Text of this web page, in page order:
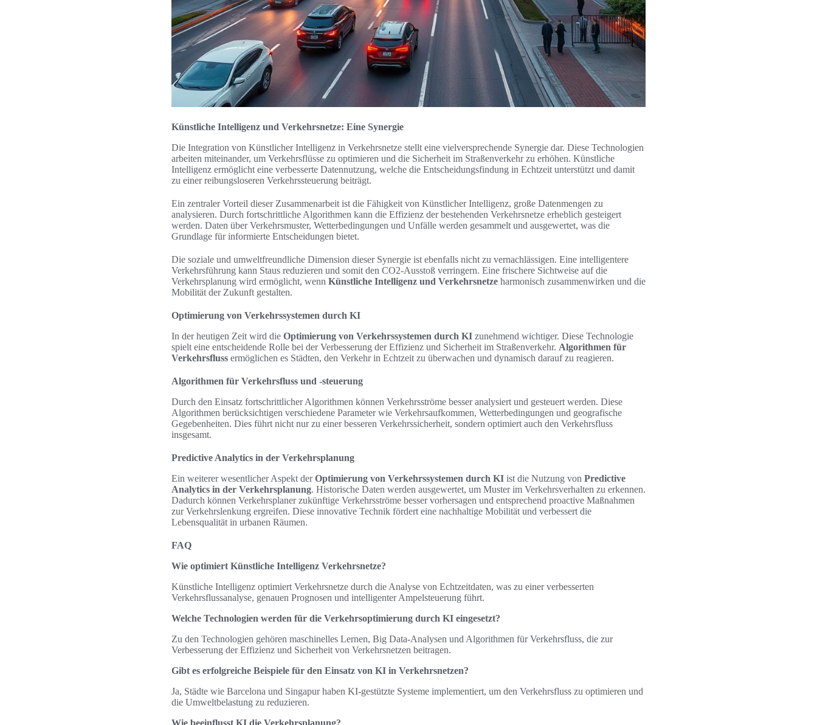
Künstliche Intelligenz und Verkehrsnetze: Eine Synergie
Die Integration von Künstlicher Intelligenz in Verkehrsnetze stellt eine vielversprechende Synergie dar. Diese Technologien
arbeiten miteinander, um Verkehrsflüsse zu optimieren und die Sicherheit im Straßenverkehr zu erhöhen. Künstliche
Intelligenz ermöglicht eine verbesserte Datennutzung, welche die Entscheidungsfindung in Echtzeit unterstützt und damit
zu einer reibungsloseren Verkehrssteuerung beiträgt.
Ein zentraler Vorteil dieser Zusammenarbeit ist die Fähigkeit von Künstlicher Intelligenz, große Datenmengen zu
analysieren. Durch fortschrittliche Algorithmen kann die Effizienz der bestehenden Verkehrsnetze erheblich gesteigert
werden. Daten über Verkehrsmuster, Wetterbedingungen und Unfälle werden gesammelt und ausgewertet, was die
Grundlage für informierte Entscheidungen bietet.
Die soziale und umweltfreundliche Dimension dieser Synergie ist ebenfalls nicht zu vernachlässigen. Eine intelligentere
Verkehrsführung kann Staus reduzieren und somit den CO2-Ausstoß verringern. Eine frischere Sichtweise auf die
Verkehrsplanung wird ermöglicht, wenn Künstliche Intelligenz und Verkehrsnetze harmonisch zusammenwirken und die
Mobilität der Zukunft gestalten.
Optimierung von Verkehrssystemen durch KI
In der heutigen Zeit wird die Optimierung von Verkehrssystemen durch KI zunehmend wichtiger. Diese Technologie
spielt eine entscheidende Rolle bei der Verbesserung der Effizienz und Sicherheit im Straßenverkehr. Algorithmen für
Verkehrsfluss ermöglichen es Städten, den Verkehr in Echtzeit zu überwachen und dynamisch darauf zu reagieren.
Algorithmen für Verkehrsfluss und -steuerung
Durch den Einsatz fortschrittlicher Algorithmen können Verkehrsströme besser analysiert und gesteuert werden. Diese
Algorithmen berücksichtigen verschiedene Parameter wie Verkehrsaufkommen, Wetterbedingungen und geografische
Gegebenheiten. Dies führt nicht nur zu einer besseren Verkehrssicherheit, sondern optimiert auch den Verkehrsfluss
insgesamt.
Predictive Analytics in der Verkehrsplanung
Ein weiterer wesentlicher Aspekt derOptimierung von Verkehrssystemen durch KI ist die Nutzung von Predictive
Analytics in der Verkehrsplanung. Historische Daten werden ausgewertet, um Muster im Verkehrsverhalten zu erkennen.
Dadurch können Verkehrsplaner zukünftige Verkehrsströme besser vorhersagen und entsprechend proactive Maßnahmen
zur Verkehrslenkung ergreifen. Diese innovative Technik fördert eine nachhaltige Mobilität und verbessert die
Lebensqualität in urbanen Räumen.
FAQ
Wie optimiert Künstliche Intelligenz Verkehrsnetze?
Künstliche Intelligenz optimiert Verkehrsnetze durch die Analyse von Echtzeitdaten, was zu einer verbesserten
Verkehrsflussanalyse, genauen Prognosen und intelligenter Ampelsteuerung führt.
Welche Technologien werden für die Verkehrsoptimierung durch KI eingesetzt?
Zu den Technologien gehören maschinelles Lernen, Big Data-Analysen und Algorithmen für Verkehrsfluss, die zur
Verbesserung der Effizienz und Sicherheit von Verkehrsnetzen beitragen.
Gibt es erfolgreiche Beispiele für den Einsatz von KI in Verkehrsnetzen?
Ja, Städte wie Barcelona und Singapur haben KI-gestützte Systeme implementiert, um den Verkehrsfluss zu optimieren und
die Umweltbelastung zu reduzieren.
Wie beeinflusst KI die Verkehrsplanung?